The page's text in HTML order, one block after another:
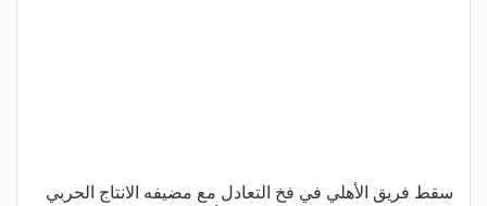
سقط فريق الأهلي في فخ التعادل مع مضيفه الانتاج الحربي